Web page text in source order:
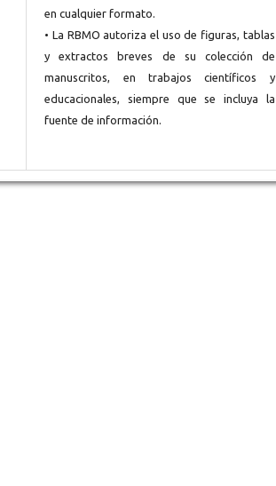
en cualquier formato.
• La RBMO autoriza el uso de figuras, tablas
y extractos breves de su colección de
manuscritos, en trabajos científicos y
educacionales, siempre que se incluya la
fuente de información.